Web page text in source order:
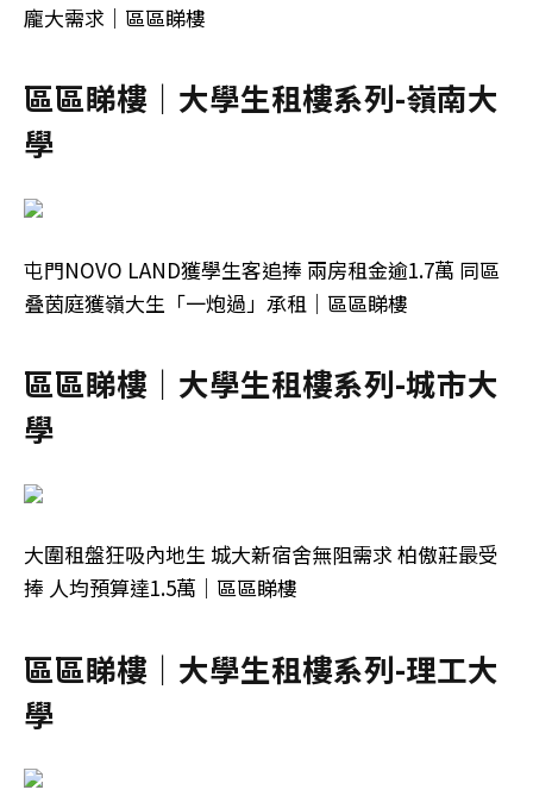
龐大需求｜區區睇樓
區區睇樓｜大學生租樓系列-嶺南大
學
屯門NOVO LAND獲學生客追捧 兩房租金逾1.7萬 同區
叠茵庭獲嶺大生「一炮過」承租｜區區睇樓
區區睇樓｜大學生租樓系列-城市大
學
大圍租盤狂吸內地生 城大新宿舍無阻需求 柏傲莊最受
捧 人均預算達1.5萬｜區區睇樓
區區睇樓｜大學生租樓系列-理工大
學